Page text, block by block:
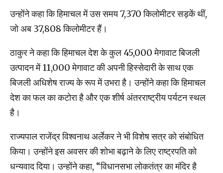
उन्होंने कहा कि हिमाचल में उस समय 7,370 किलोमीटर सड़कें थीं,
जो अब 37,808 किलोमीटर हैं।
ठाकुर ने कहा कि हिमाचल देश के कुल 45,000 मेगावाट बिजली
उत्पादन में 11,000 मेगावाट की अपनी हिस्सेदारी के साथ एक
बिजली अधिशेष राज्य के रूप में उभरा है। उन्होंने कहा कि हिमाचल
देश का फल का कटोरा है और एक शीर्ष अंतरराष्ट्रीय पर्यटन स्थल
है।
राज्यपाल राजेंद्र विश्वनाथ अर्लेकर ने भी विशेष सत्र को संबोधित
किया। उन्होंने इस अवसर की शोभा बढ़ाने के लिए राष्ट्रपति को
धन्यवाद दिया। उन्होंने कहा, “विधानसभा लोकतंत्र का मंदिर है